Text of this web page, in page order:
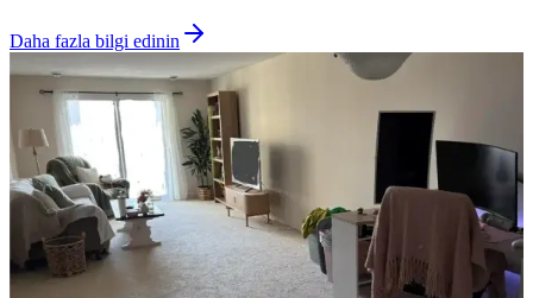
Daha fazla bilgi edinin